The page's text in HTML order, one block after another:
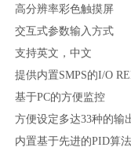
高分辨率彩色触摸屏
交互式参数输入方式
支持英文，中文
提供内置SMPS的I/O
基于PC的方便监控
方便设定多达33种的输
内置基于先进的PID算